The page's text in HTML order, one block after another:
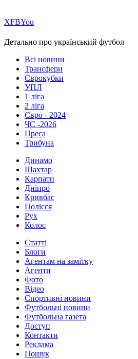
ХFBYou
Детально про український футбол
Всі новини
Трансфери
Єврокубки
УПЛ
1 ліга
2 ліга
Євро - 2024
ЧС -2026
Преса
Трибуна
Динамо
Шахтар
Карпати
Дніпро
Кривбас
Полісся
Рух
Колос
Статті
Блоги
Агентам на замітку
Агенти
Фото
Відео
Спортивні новини
Футбольні новини
Футбольна газета
Доступ
Контакти
Реклама
Пошук